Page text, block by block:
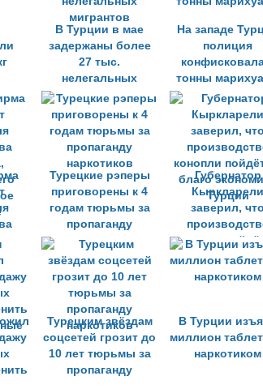
В Турции в мае
задержаны более
27 тыс.
нелегальных
мигрантов
На западе
полиция
тонны
Турецкие рэперы
приговорены к 4
годам тюрьмы за
пропаганду
наркотиков
Губернатор
Кыркларели
заверил, что
конопли
благо
Турции
Турецким звёздам
соцсетей грозит до
10 лет тюрьмы за
пропаганду
В Турции
миллион
наркотиком